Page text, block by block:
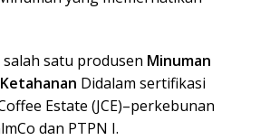
satu produsen Minuman
Ketahanan Didalam sertifikasi
Estate (JCE)–perkebunan
dan PTPN I.